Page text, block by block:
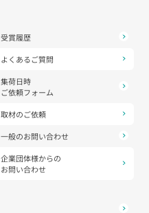
受賞履歴
よくあるご質問
集荷日時
ご依頼フォーム
取材のご依頼
一般のお問い合わせ
企業団体様からの
お問い合わせ